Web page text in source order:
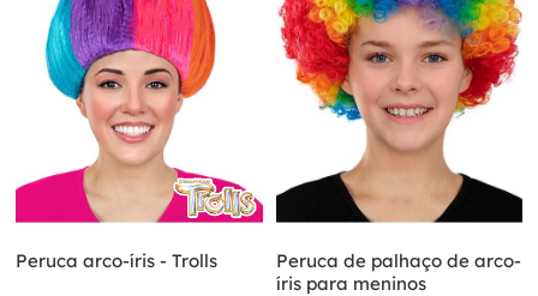
Peruca arco-íris - Trolls
Peruca de palhaço de arco-
íris para meninos